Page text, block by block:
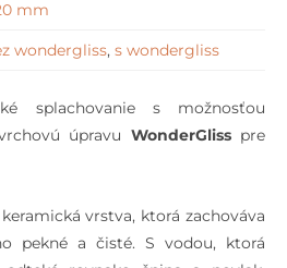
mm
wondergliss, s wondergliss
splachovanie s možnosťou
úpravu WonderGlisspre
vrstva, ktorá zachováva
pekné a čisté. S vodou, ktorá